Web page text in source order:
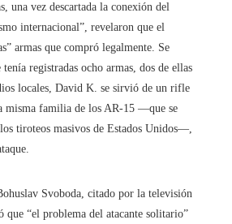
una vez descartada la conexión del
internacional”, revelaron que el
armas que compró legalmente. Se
registradas ocho armas, dos de ellas
locales, David K. se sirvió de un rifle
misma familia de los AR-15 ―que se
tiroteos masivos de Estados Unidos―,
Svoboda, citado por la televisión
que “el problema del atacante solitario”